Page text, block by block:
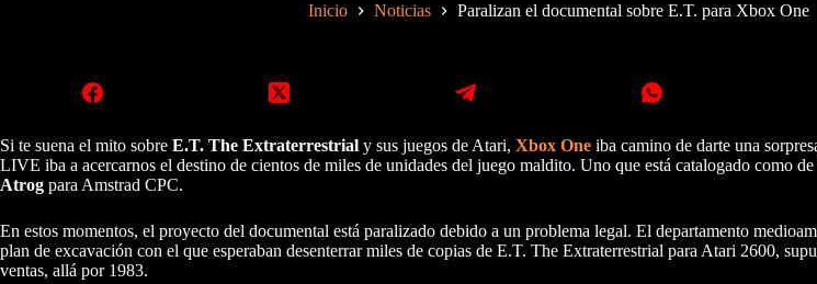
Inicio Noticias Paralizan el documental sobre E.T. para Xbox One
Si te suena el mito sobre E.T. The Extraterrestrial y sus juegos de Atari, Xbox One iba camino de darte una
LIVE iba a acercarnos el destino de cientos de miles de unidades del juego maldito. Uno que está catalogado como
Atrog para Amstrad CPC.
En estos momentos, el proyecto del documental está paralizado debido a un problema legal. El departamento
plan de excavación con el que esperaban desenterrar miles de copias de E.T. The Extraterrestrial para Atari 2600,
ventas, allá por 1983.